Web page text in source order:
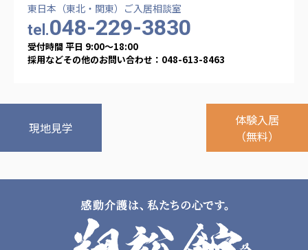
東日本（東北・関東）ご入居相談室
tel.048-229-3830
受付時間 平日 9:00〜18:00
採用などその他のお問い合わせ：048-613-8463
現地見学
体験入居
（無料）